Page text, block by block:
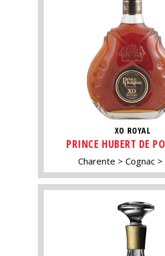
XO ROYAL
PRINCE HUBERT DE
Charente Cognac